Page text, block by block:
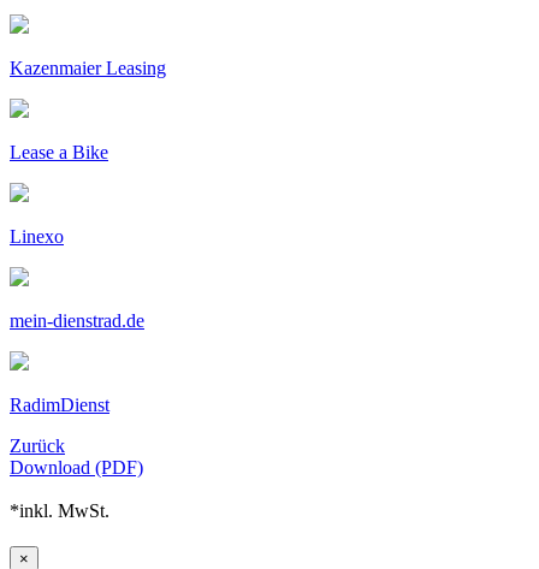
Kazenmaier Leasing
Lease a Bike
Linexo
mein-dienstrad.de
RadimDienst
Zurück
Download (PDF)
*inkl. MwSt.
×